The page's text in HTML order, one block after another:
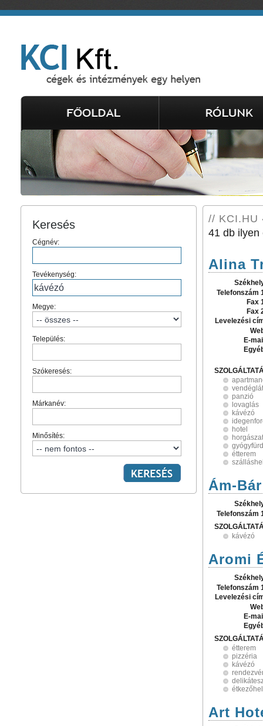
Keresés
Cégnév:
Tevékenység:
Megye:
Település:
Szókeresés:
Márkanév:
Minősítés:
// KCI.HU
41 db ilyen
Alina
Telefonszám
Fax
Fax
Levelezési
E-
panzió
lovaglás
kávézó
hotel
horgászat
étterem
Ám-
Telefonszám
kávézó
Aromi
Telefonszám
Levelezési
E-
étterem
pizzéria
kávézó
Art